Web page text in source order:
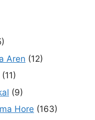
Aren (12)
(11)
(9)
Hore (163)